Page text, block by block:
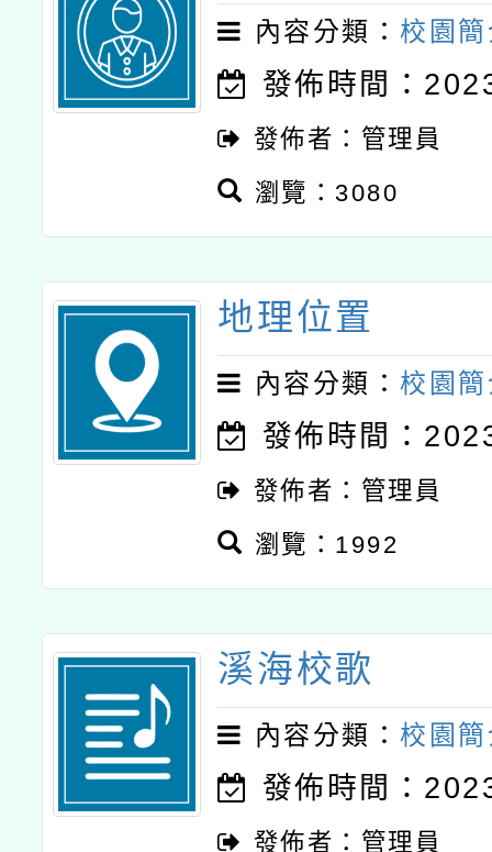
內容分類：校園
發佈時間：
發佈者：管理員
瀏覽：3080
地理位置
內容分類：校園
發佈時間：
發佈者：管理員
瀏覽：1992
溪海校歌
內容分類：校園
發佈時間：
發佈者：管理員